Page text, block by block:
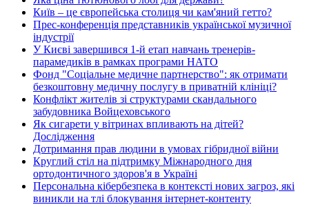
Київ – це європейська столиця чи кам'яний гетто?
Прес-конференція представників української музичної
індустрії
У Києві завершився 1-й етап навчань тренерів-
парамедиків в рамках програми НАТО
Фонд "Соціальне медичне партнерство": як отримати
безкоштовну медичну послугу в приватній клініці?
Конфлікт жителів зі структурами скандального
забудовника Войцеховського
Як сигарети у вітринах впливають на дітей?
Дослідження
Дотримання прав людини в умовах гібридної війни
Круглий стіл на підтримку Міжнародного дня
ортодонтичного здоров'я в Україні
Персональна кібербезпека в контексті нових загроз, які
виникли на тлі блокування інтернет-контенту